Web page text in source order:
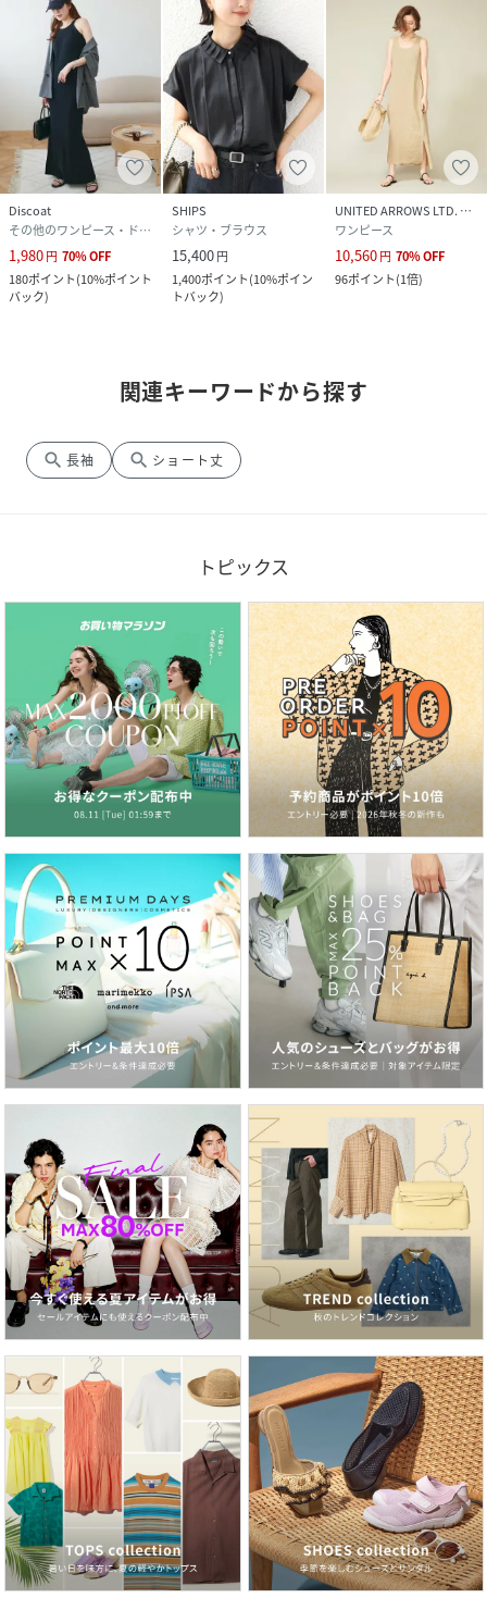
Discoat
その他のワンピース・ドレス
1,980円 70%OFF
180ポイント(10%ポイント
バック)
SHIPS
シャツ・ブラウス
15,400円
1,400ポイント(10%ポイン
トバック)
UNITED ARROWS LTD. OUTLET
ワンピース
10,560円 70%OFF
96ポイント(1倍)
関連キーワードから探す
search 長袖 search ショート丈
トピックス